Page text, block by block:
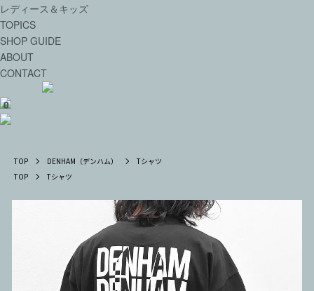
レディース＆キッズ
TOPICS
SHOP GUIDE
ABOUT
CONTACT
0
TOP DENHAM（デンハム）
Tシャツ
TOP
Tシャツ